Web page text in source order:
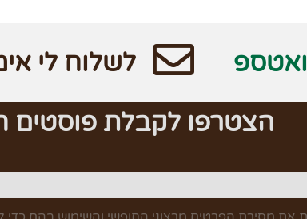
לשלוח לי
הצטרפו לקבלת פוסטים